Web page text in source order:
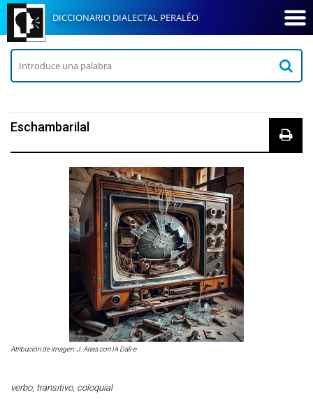
DICCIONARIO DIALECTAL PERALÊO
Eschambarilal
Atribución de imagen: J. Arias con IA Dall-e
verbo, transitivo, coloquial